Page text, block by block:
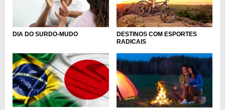
DIA DO SURDO-MUDO
DESTINOS COM ESPORTES
RADICAIS